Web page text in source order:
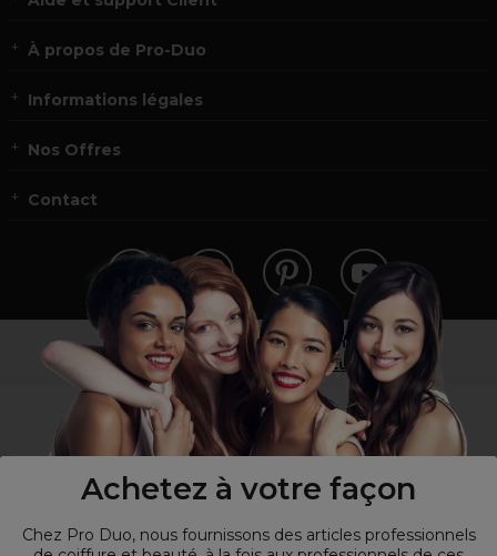
Achetez à votre façon
Chez Pro Duo, nous fournissons des articles professionnels
À propos de Pro-Duo
Informations légales
Nos Offres
Contact
Vous n’êtes pas un professionnel ?
Visitez notre site pour les particuliers!